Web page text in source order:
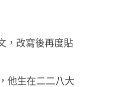
，改寫後再度貼
他生在二二八大